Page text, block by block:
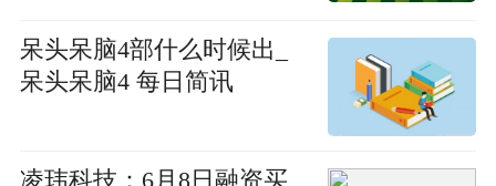
呆头呆脑4部什么时候出_
呆头呆脑4 每日简讯
凌玮科技：6月8日融资买